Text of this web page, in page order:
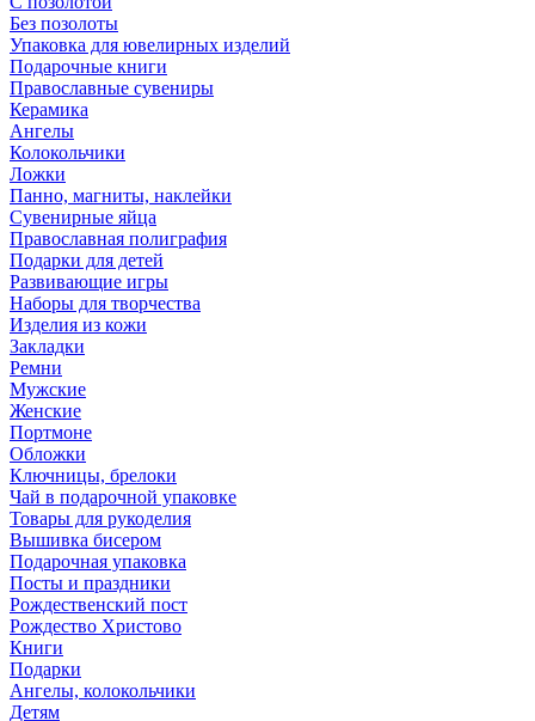
Без позолоты
Упаковка для ювелирных изделий
Подарочные книги
Православные сувениры
Керамика
Ангелы
Колокольчики
Ложки
Панно, магниты, наклейки
Сувенирные яйца
Православная полиграфия
Подарки для детей
Развивающие игры
Наборы для творчества
Изделия из кожи
Закладки
Ремни
Мужские
Женские
Портмоне
Обложки
Ключницы, брелоки
Чай в подарочной упаковке
Товары для рукоделия
Вышивка бисером
Подарочная упаковка
Посты и праздники
Рождественский пост
Рождество Христово
Книги
Подарки
Ангелы, колокольчики
Детям